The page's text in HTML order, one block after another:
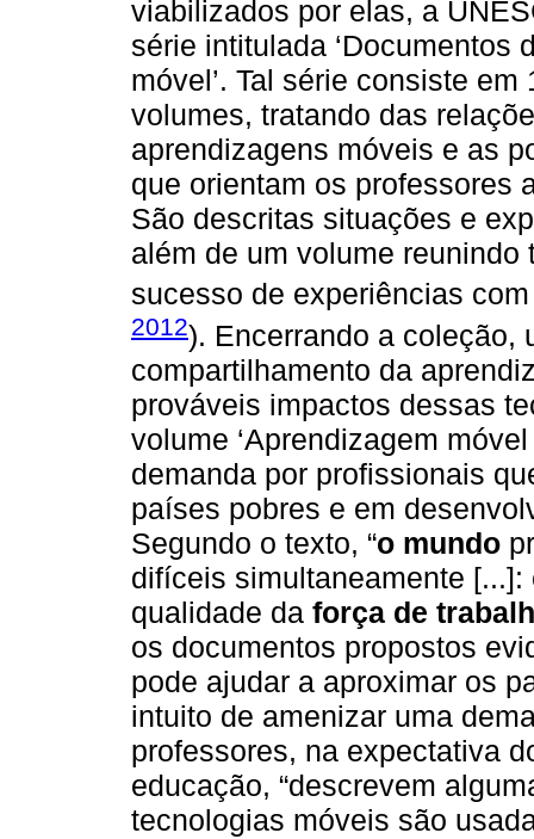
viabilizados por elas, a
série intitulada ‘Documentos
móvel’. Tal série consiste
volumes, tratando das
aprendizagens móveis e as
que orientam os professores
São descritas situações e
além de um volume
sucesso de experiências
2012). Encerrando a coleção,
compartilhamento da
prováveis impactos dessas
volume ‘Aprendizagem
demanda por profissionais
países pobres e em
Segundo o texto, “o mundo
difíceis simultaneamente
qualidade da força de
os documentos propostos
pode ajudar a aproximar os
intuito de amenizar uma
professores, na expectativa
educação, “descrevem
tecnologias móveis são